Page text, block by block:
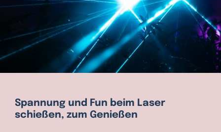
Spannung und Fun beim Laser
schießen, zum Genießen